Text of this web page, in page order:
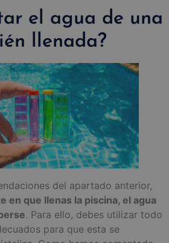
el agua de una
llenada?
del apartado anterior,
en que llenas la piscina, el agua
. Para ello, debes utilizar todo
para que esta se